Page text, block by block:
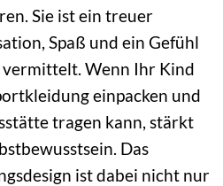
Sie ist ein treuer
Spaß und ein Gefühl
Wenn Ihr Kind
einpacken und
tragen kann, stärkt
Das
ist dabei nicht nur